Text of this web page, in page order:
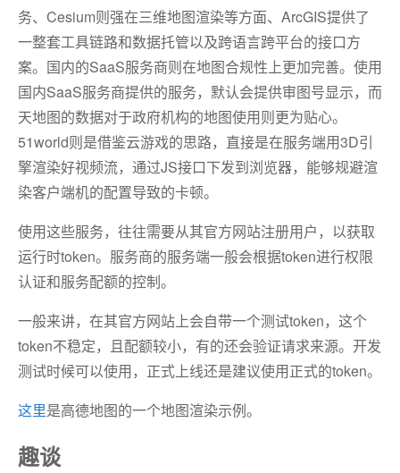
务、Cesium则强在三维地图渲染等方面、ArcGIS提供了
一整套工具链路和数据托管以及跨语言跨平台的接口方
案。国内的SaaS服务商则在地图合规性上更加完善。使用
国内SaaS服务商提供的服务，默认会提供审图号显示，而
天地图的数据对于政府机构的地图使用则更为贴心。
51world则是借鉴云游戏的思路，直接是在服务端用3D引
擎渲染好视频流，通过JS接口下发到浏览器，能够规避渲
染客户端机的配置导致的卡顿。
使用这些服务，往往需要从其官方网站注册用户，以获取
运行时token。服务商的服务端一般会根据token进行权限
认证和服务配额的控制。
一般来讲，在其官方网站上会自带一个测试token，这个
token不稳定，且配额较小，有的还会验证请求来源。开发
测试时候可以使用，正式上线还是建议使用正式的token。
这里是高德地图的一个地图渲染示例。
趣谈